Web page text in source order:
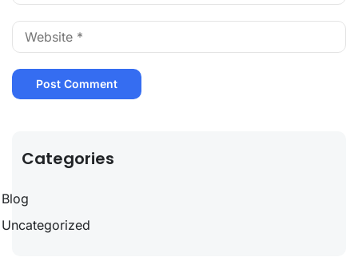
Categories
Blog
Uncategorized